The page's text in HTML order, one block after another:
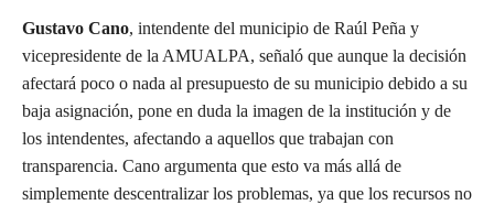
Gustavo Cano, intendente del municipio de Raúl Peña y
vicepresidente de la AMUALPA, señaló que aunque la decisión
afectará poco o nada al presupuesto de su municipio debido a su
baja asignación, pone en duda la imagen de la institución y de
los intendentes, afectando a aquellos que trabajan con
transparencia. Cano argumenta que esto va más allá de
simplemente descentralizar los problemas, ya que los recursos no